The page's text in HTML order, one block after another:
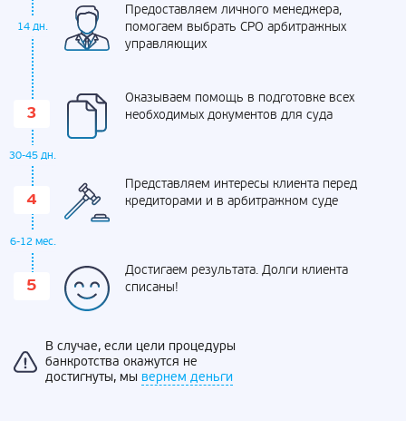
14 дн.
Предоставляем личного менеджера,
помогаем выбрать СРО арбитражных
управляющих
30-45 дн.
Оказываем помощь в подготовке всех
необходимых документов для суда
6-12 мес.
Представляем интересы клиента перед
кредиторами и в арбитражном суде
Достигаем результата. Долги клиента
списаны!
В случае, если цели процедуры
банкротства окажутся не
достигнуты, мы вернем деньги